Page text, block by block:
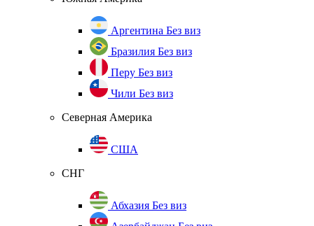
Аргентина Без виз
Бразилия Без виз
Перу Без виз
Чили Без виз
Северная Америка
США
СНГ
Абхазия Без виз